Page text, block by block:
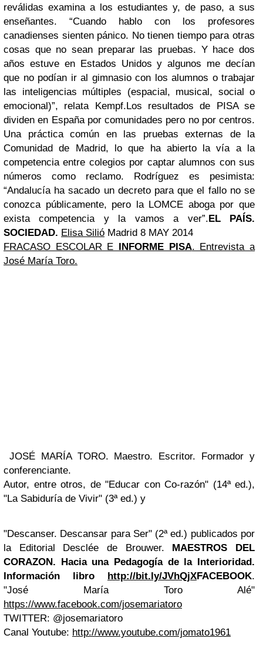
reválidas examina a los estudiantes y, de paso, a sus
enseñantes. “Cuando hablo con los profesores
canadienses sienten pánico. No tienen tiempo para otras
cosas que no sean preparar las pruebas. Y hace dos
años estuve en Estados Unidos y algunos me decían
que no podían ir al gimnasio con los alumnos o trabajar
las inteligencias múltiples (espacial, musical, social o
emocional)”, relata Kempf.Los resultados de PISA se
dividen en España por comunidades pero no por centros.
Una práctica común en las pruebas externas de la
Comunidad de Madrid, lo que ha abierto la vía a la
competencia entre colegios por captar alumnos con sus
números como reclamo. Rodríguez es pesimista:
“Andalucía ha sacado un decreto para que el fallo no se
conozca públicamente, pero la LOMCE aboga por que
exista competencia y la vamos a ver”. EL PAÍS.
SOCIEDAD. Elisa Silió Madrid 8 MAY 2014
FRACASO ESCOLAR E
INFORME PISA. Entrevista a
José María Toro.
JOSÉ MARÍA TORO. Maestro. Escritor. Formador y
conferenciante.
Autor, entre otros, de "Educar con Co-razón" (14ª ed.),
"La Sabiduría de Vivir" (3ª ed.) y
"Descanser. Descansar para Ser" (2ª ed.) publicados por
la Editorial Desclée de Brouwer.
MAESTROS DEL
CORAZON. Hacia una Pedagogía de la Interioridad.
Información libro
http://bit.ly/JVhQjXFACEBOOK.
"José María Toro Alé"
https://www.facebook.com/josemariatoro
TWITTER: @josemariatoro
Canal Youtube: http://www.youtube.com/jomato1961